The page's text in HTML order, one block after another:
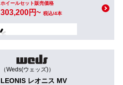
ホイールセット販売価格
303,200円~ 税込/4本
（Weds(ウェッズ)）
LEONIS レオニス MV